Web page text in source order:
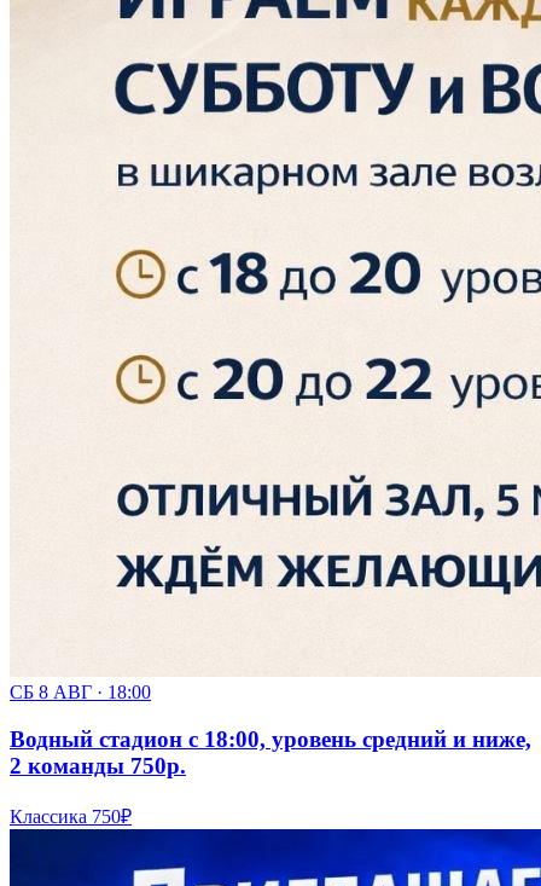
СБ 8 АВГ · 18:00
Водный стадион с 18:00, уровень средний и ниже,
2 команды 750р.
Классика 750₽